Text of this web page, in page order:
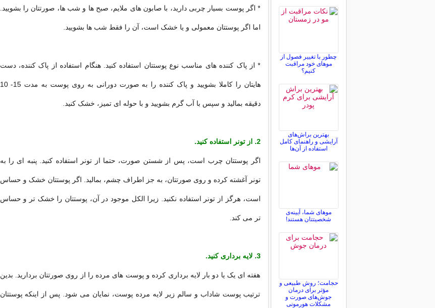
* اگر پوست بسیار چربی دارید، با صابون های ملایم، صبح ها و شب ها، صورتتان را بشویید.
اما اگر پوستتان معمولی و یا خشک است، آن را فقط شب ها بشویید.
* از پاک کننده های مناسب نوع پوستتان استفاده کنید. هنگام استفاده از پاک کننده، دست
هایتان را کاملا بشویید و پاک کننده را به صورت دورانی به روی پوست به مدت 15- 10
دقیقه بمالید و سپس با آب گرم بشویید و با حوله ای تمیز، خشک کنید.
2. از تونر استفاده کنید.
اگر پوستتان چرب است، پس از شستن صورت، حتما از تونر استفاده کنید. پنبه ای را به
تونر آغشته کرده و روی صورتتان، به جز اطراف چشم، بمالید. اگر پوستتان خشک و حساس
است، هرگز از تونر استفاده نکنید. زیرا الکل موجود در آن، پوستتان را خشک تر و حساس
تر می کند.
3. لایه برداری کنید.
هفته ای یک یا دو بار لایه برداری کرده و پوست های مرده را از روی صورتتان بردارید. بدین
ترتیب پوست شاداب و سالم زیر لایه مرده پوست، نمایان می شود. پس از اینکه پوستتان
چطور با تغییر فصول از
موهای خود مراقبت
کنیم؟
بهترین براش‌های
آرایشی و راهنمای کامل
استفاده از آن‌ها
موهای شما، آیینه‌ی
شخصیتتان هستند!
حجامت؛ روش طبیعی و
مؤثر برای درمان
جوش‌های صورت و
مشکلات هورمونی